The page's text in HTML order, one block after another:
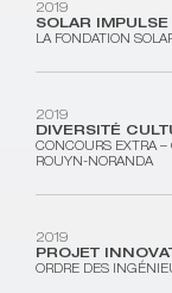
2019
SOLAR
LA FONDATION
2019
DIVERSITÉ
CONCOURS EXTRA
ROUYN-NORANDA
2019
PROJET
ORDRE DES